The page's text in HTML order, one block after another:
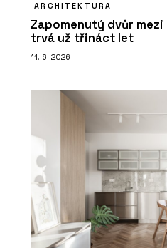
ARCHITEKTURA
Zapomenutý dvůr
trvá už třináct let
11. 6. 2026